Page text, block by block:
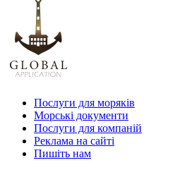
Послуги для моряків
Морські документи
Послуги для компаній
Реклама на сайті
Пишіть нам